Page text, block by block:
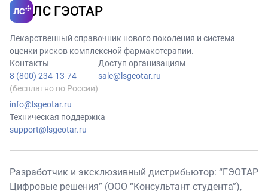
ЛС ГЭОТАР
Лекарственный справочник нового поколения и система
оценки рисков комплексной фармакотерапии.
Контакты
8 (800) 234-13-74
(бесплатно по России)
info@lsgeotar.ru
Доступ организациям
sale@lsgeotar.ru
Техническая поддержка
support@lsgeotar.ru
Разработчик и эксклюзивный дистрибьютор: “ГЭОТАР
Цифровые решения” (ООО “Консультант студента”),